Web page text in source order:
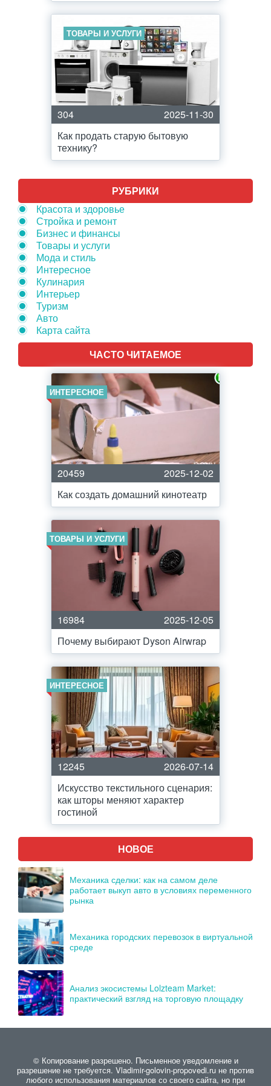
ТОВАРЫ И УСЛУГИ
304
2025-11-30
Как продать старую бытовую
технику?
РУБРИКИ
Красота и здоровье
Стройка и ремонт
Бизнес и финансы
Товары и услуги
Мода и стиль
Интересное
Кулинария
Интерьер
Туризм
Авто
Карта сайта
ЧАСТО ЧИТАЕМОЕ
ИНТЕРЕСНОЕ
20459
2025-12-02
Как создать домашний кинотеатр
ТОВАРЫ И УСЛУГИ
16984
2025-12-05
Почему выбирают Dyson Airwrap
ИНТЕРЕСНОЕ
12245
2026-07-14
Искусство текстильного сценария:
как шторы меняют характер
гостиной
НОВОЕ
Механика сделки: как на самом деле
работает выкуп авто в условиях переменного
рынка
Механика городских перевозок в виртуальной
среде
Анализ экосистемы Lolzteam Market:
практический взгляд на торговую площадку
© Копирование разрешено. Письменное уведомление и
разрешение не требуется. Vladimir-golovin-propovedi.ru не против
любого использования материалов со своего сайта, но при